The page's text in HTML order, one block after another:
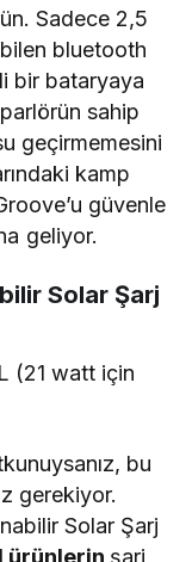
Sadece 2,5
bluetooth
bir bataryaya
sahip
geçirmemesini
kamp
güvenle
geliyor.
Solar Şarj
(21 watt için
bu
gerekiyor.
Solar Şarj
ürünlerin şarj